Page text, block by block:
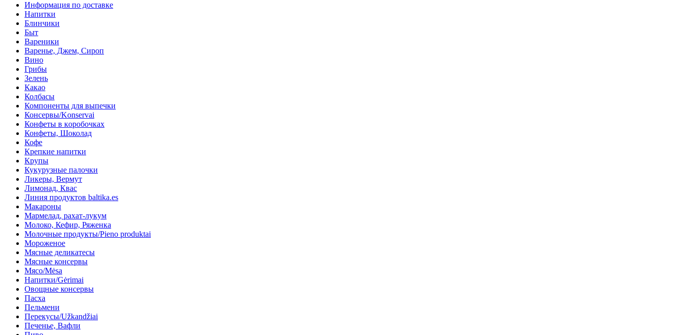
Информация по доставке
Hапитки
Блинчики
Быт
Вареники
Варенье, Джем, Сироп
Вино
Грибы
Зелень
Какао
Колбасы
Компоненты для выпечки
Консервы/Konservai
Конфеты в кoробочках
Конфеты, Шоколад
Кофе
Крепкие напитки
Крупы
Кукурузные палочки
Ликеры, Вермут
Лимонад, Квас
Линия продуктов baltika.es
Макароны
Мармелад, рахат-лукум
Молоко, Кефир, Ряженка
Молочные продукты/Pieno produktai
Мороженое
Мясные деликатесы
Мясные консервы
Мясо/Mėsa
Напитки/Gėrimai
Овощные консервы
Пасха
Пельмени
Перекусы/Užkandžiai
Печенье, Вафли